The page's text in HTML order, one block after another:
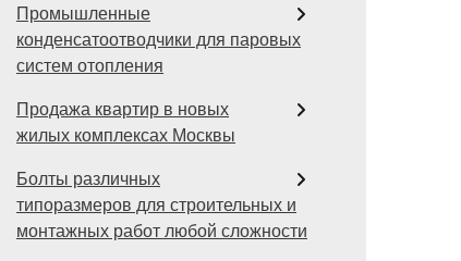
Промышленные
конденсатоотводчики для паровых
систем отопления
Продажа квартир в новых
жилых комплексах Москвы
Болты различных
типоразмеров для строительных и
монтажных работ любой сложности